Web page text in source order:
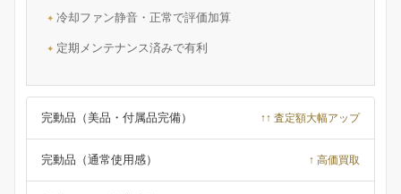
冷却ファン静音・正常で評価加算
定期メンテナンス済みで有利
完動品（美品・付属品完備） ↑↑ 査定額大幅アップ
完動品（通常使用感） ↑ 高価買取